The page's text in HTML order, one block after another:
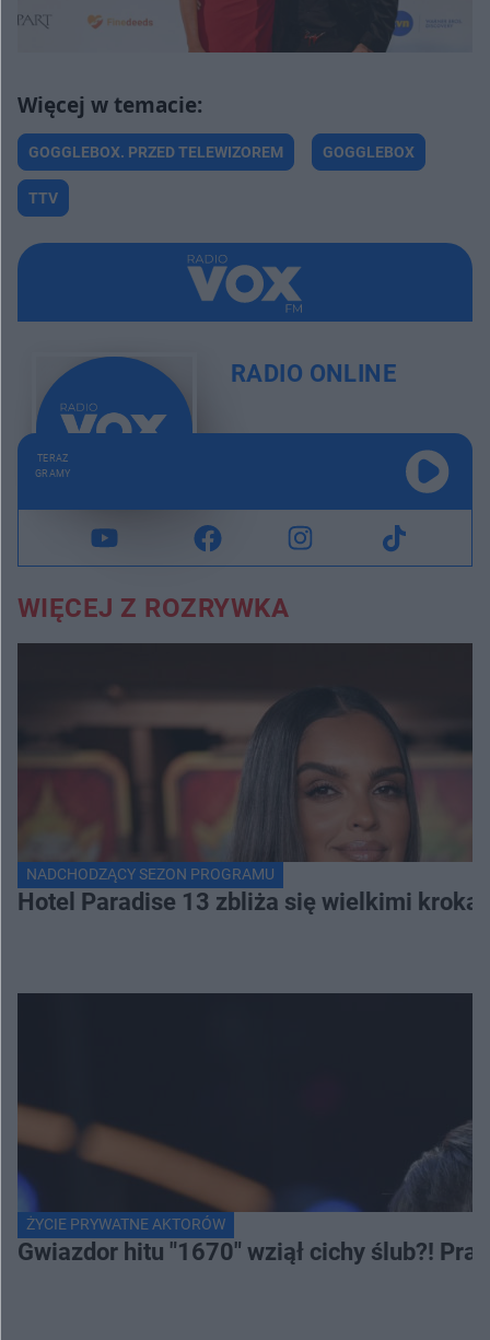
GOGGLEBOX. PRZED TELEWIZOREM GOGGLEBOX
TTV
RADIO ONLINE
TERAZ
GRAMY
WIĘCEJ Z ROZRYWKA
NADCHODZĄCY SEZON PROGRAMU
Hotel Paradise 13 zbliża się wielkimi
ŻYCIE PRYWATNE AKTORÓW
Gwiazdor hitu "1670" wziął cichy ślub?!